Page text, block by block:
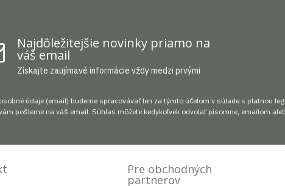
Najdôležitejšie novinky priamo na
váš email
Získajte zaujímavé informácie vždy medzi prvými
údaje (email) budeme spracovávať len za týmto účelom v súlade s platnou
pošleme na váš email. Súhlas môžete kedykoľvek odvolať písomne, emailom
Pre obchodných
partnerov